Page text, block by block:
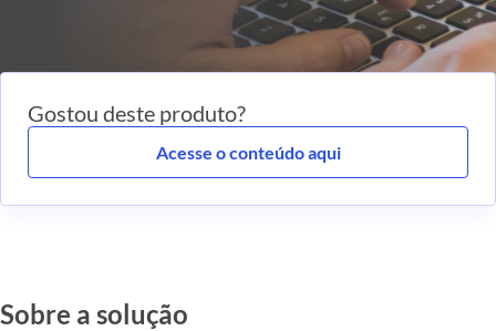
Sobre a solução
Gostou deste produto?
Acesse o conteúdo aqui